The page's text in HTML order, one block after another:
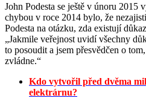
John Podesta se ještě v únoru 2015
chybou v roce 2014 bylo, že
Podesta na otázku, zda existují
„Jakmile veřejnost uvidí všechny
to posoudit a jsem přesvědčen o
zvládne.“
Kdo vytvořil před dvěma
elektrárnu?